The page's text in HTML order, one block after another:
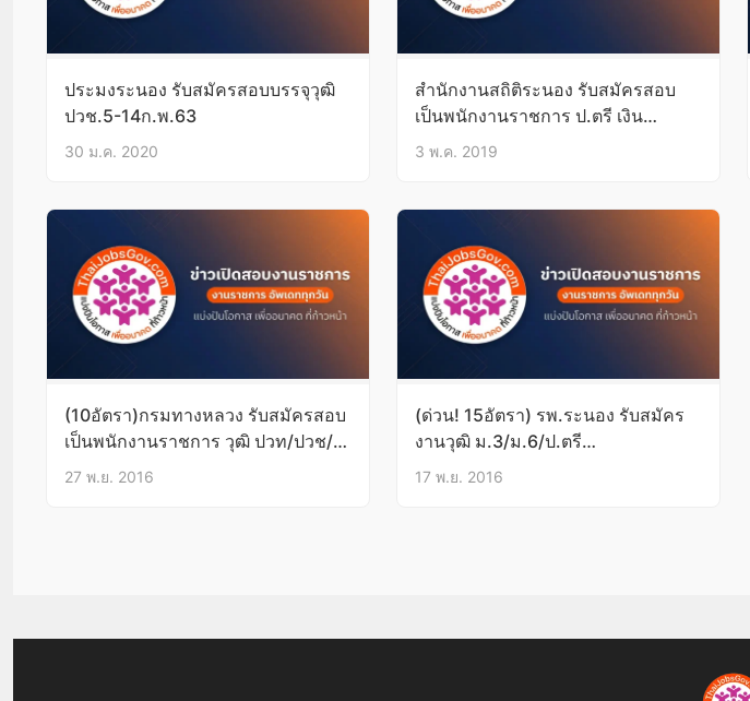
ประมงระนอง รับสมัครสอบบรรจุวุฒิ
ปวช.5-14ก.พ.63
30 ม.ค. 2020
สำนักงานสถิติระนอง รับสมัครสอบ
เป็นพนักงานราชการ ป.ตรี เงิน
เดือน18,000 13-21พ.ค.62
3 พ.ค. 2019
(10อัตรา)กรมทางหลวง รับสมัครสอบ
เป็นพนักงานราชการ วุฒิ ปวท/ปวช/
ปวส 28พ.ย.-7ธ.ค.59
27 พ.ย. 2016
(ด่วน! 15อัตรา) รพ.ระนอง รับสมัคร
งานวุฒิ ม.3/ม.6/ป.ตรี
บัดนี้-23พ.ย.59
17 พ.ย. 2016